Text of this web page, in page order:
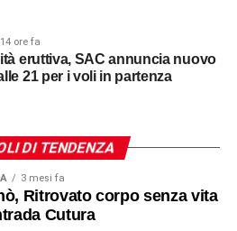
14 ore fa
eruttiva, SAC annuncia nuovo
21 per i voli in partenza
DI TENDENZA
3 mesi fa
Ritrovato corpo senza vita
Cutura